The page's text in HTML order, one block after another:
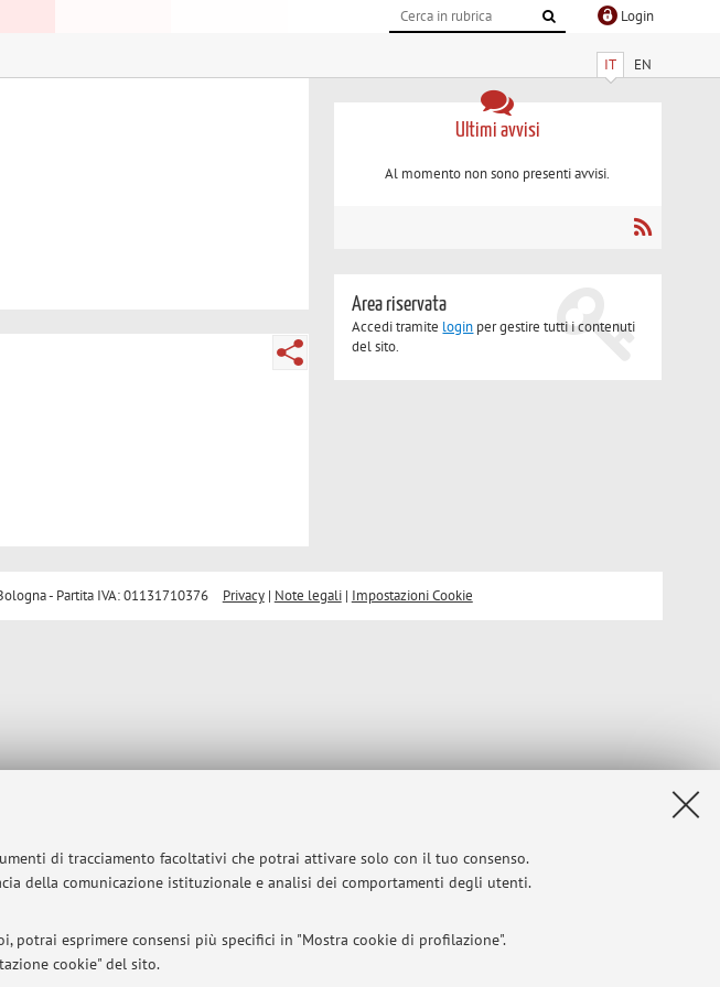
di tracciamento facoltativi che potrai attivare solo con il tuo consenso.
della comunicazione istituzionale e analisi dei comportamenti degli utenti.
potrai esprimere consensi più specifici in "Mostra cookie di profilazione".
cookie" del sito.
Login
IT EN
Ultimi avvisi
Al momento non sono presenti avvisi.
Area riservata
Accedi tramite login per gestire tutti i contenuti
del sito.
- Partita IVA: 01131710376 Privacy| Note legali| Impostazioni Cookie